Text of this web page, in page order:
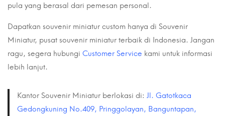
pula yang berasal dari pemesan personal.
Dapatkan souvenir miniatur custom hanya di Souvenir
Miniatur, pusat souvenir miniatur terbaik di Indonesia. Jangan
ragu, segera hubungi Customer Service kami untuk informasi
lebih lanjut.
Kantor Souvenir Miniatur berlokasi di: Jl. Gatotkaca
Gedongkuning No.409, Pringgolayan, Banguntapan,